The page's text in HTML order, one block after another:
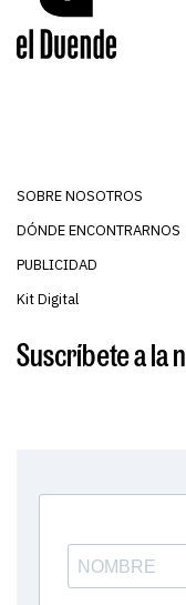
SOBRE NOSOTROS
DÓNDE ENCONTRARNOS
PUBLICIDAD
Kit Digital
Suscríbete a la